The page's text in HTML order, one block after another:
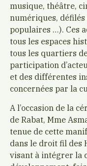
musique, théâtre,
numériques,
populaires …). Ces
tous les espaces
tous les quartiers
participation
et des différentes
concernées par la
A l’occasion de la
de Rabat, Mme
tenue de cette
dans le droit fil des
visant à intégrer la